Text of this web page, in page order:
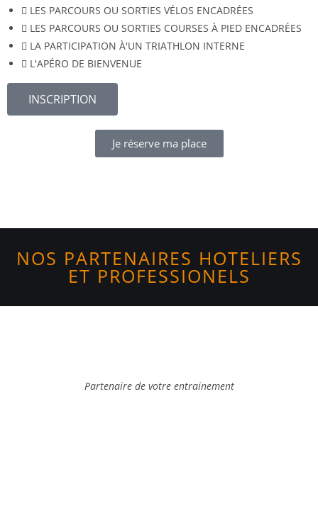
LES PARCOURS OU SORTIES VÉLOS ENCADRÉES
LES PARCOURS OU SORTIES COURSES À PIED ENCADRÉES
LA PARTICIPATION À'UN TRIATHLON INTERNE
L'APÉRO DE BIENVENUE
INSCRIPTION
Je réserve ma place
NOS PARTENAIRES HOTELIERS
ET PROFESSIONELS
Partenaire de votre entrainement